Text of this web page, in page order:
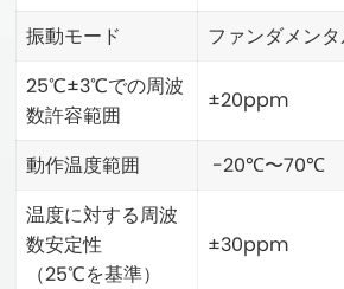
振動モード
ファンダメンタ
25℃±3℃での周波
数許容範囲
±20ppm
動作温度範囲 -20℃〜70℃
温度に対する周波
数安定性
（25℃を基準）
±30ppm